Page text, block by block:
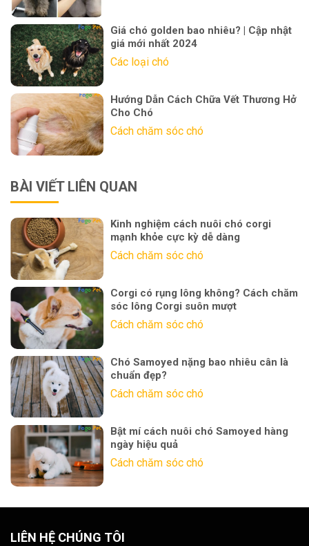
Giá chó golden bao nhiêu? | Cập nhật
giá mới nhất 2024
Các loại chó
Hướng Dẫn Cách Chữa Vết Thương Hở
Cho Chó
Cách chăm sóc chó
BÀI VIẾT LIÊN QUAN
Kinh nghiệm cách nuôi chó corgi
mạnh khỏe cực kỳ dễ dàng
Cách chăm sóc chó
Corgi có rụng lông không? Cách chăm
sóc lông Corgi suôn mượt
Cách chăm sóc chó
Chó Samoyed nặng bao nhiêu cân là
chuẩn đẹp?
Cách chăm sóc chó
Bật mí cách nuôi chó Samoyed hàng
ngày hiệu quả
Cách chăm sóc chó
LIÊN HỆ CHÚNG TÔI